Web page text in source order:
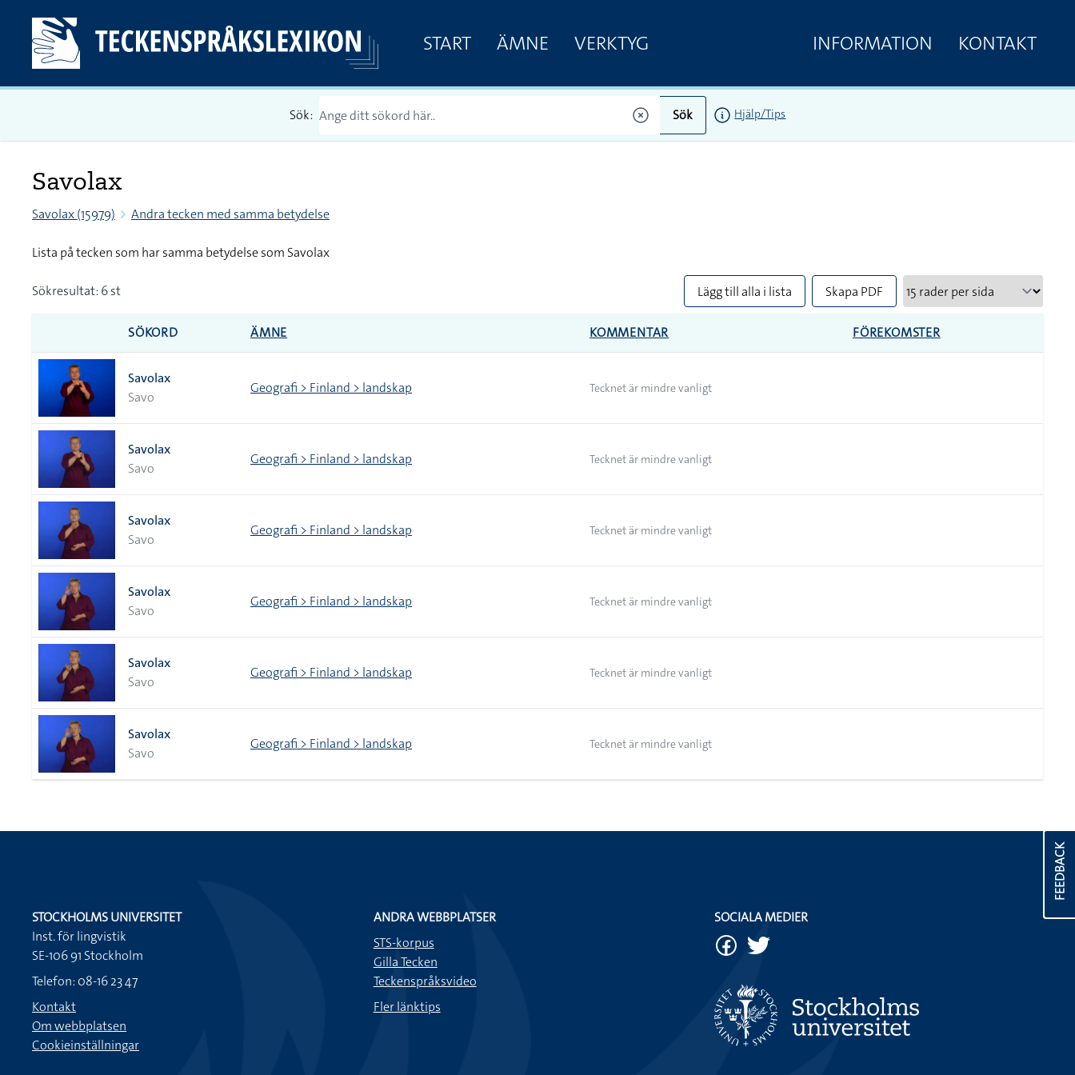
START ÄMNE VERKTYG INFORMATION KONTAKT
Sök: Sök Hjälp/Tips
Savolax
Savolax (15979) Andra tecken med samma betydelse
Lista på tecken som har samma betydelse som Savolax
Sökresultat: 6 st Lägg till alla i lista Skapa PDF
SÖKORD ÄMNE KOMMENTAR FÖREKOMSTER
Savolax
Savo
Geografi > Finland > landskap Tecknet är mindre vanligt
Savolax
Savo
Geografi > Finland > landskap Tecknet är mindre vanligt
Savolax
Savo
Geografi > Finland > landskap Tecknet är mindre vanligt
Savolax
Savo
Geografi > Finland > landskap Tecknet är mindre vanligt
Savolax
Savo
Geografi > Finland > landskap Tecknet är mindre vanligt
Savolax
Savo
Geografi > Finland > landskap Tecknet är mindre vanligt
FEEDBACK
STOCKHOLMS UNIVERSITET
Inst. för lingvistik
SE-106 91 Stockholm
Telefon: 08-16 23 47
Kontakt
Om webbplatsen
Cookieinställningar
ANDRA WEBBPLATSER
STS-korpus
Gilla Tecken
Teckenspråksvideo
Fler länktips
SOCIALA MEDIER